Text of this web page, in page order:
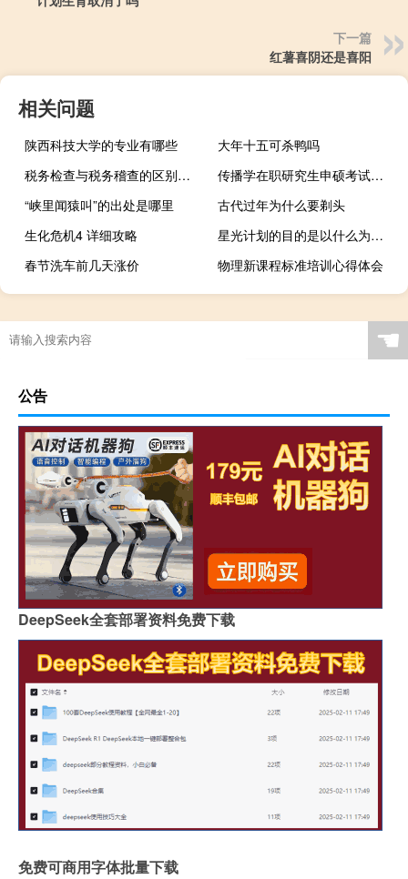
下一篇
红薯喜阴还是喜阳
相关问题
陕西科技大学的专业有哪些
大年十五可杀鸭吗
税务检查与税务稽查的区别是什么
传播学在职研究生申硕考试难吗
“峡里闻猿叫”的出处是哪里
古代过年为什么要剃头
生化危机4 详细攻略
星光计划的目的是以什么为重点（星光计划）
春节洗车前几天涨价
物理新课程标准培训心得体会
☚
公告
DeepSeek全套部署资料免费下载
免费可商用字体批量下载